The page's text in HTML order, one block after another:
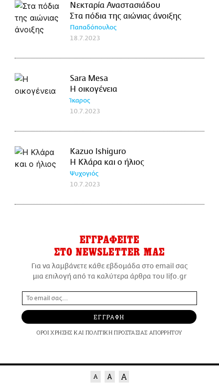
Νεκταρία Αναστασιάδου
Στα πόδια της αιώνιας άνοιξης
Παπαδόπουλος
18.7.2023
Sara Mesa
Η οικογένεια
Ίκαρος
10.7.2023
Kazuo Ishiguro
Η Κλάρα και ο ήλιος
Ψυχογιός
10.7.2023
ΕΓΓΡΑΦΕΙΤΕ
ΣΤΟ NEWSLETTER ΜΑΣ
Για να λαμβάνετε κάθε εβδομάδα στο email σας
μια επιλογή από τα καλύτερα άρθρα του lifo.gr
ΕΓΓΡΑΦΗ
ΟΡΟΙ ΧΡΗΣΗΣ ΚΑΙ ΠΟΛΙΤΙΚΗ ΠΡΟΣΤΑΣΙΑΣ ΑΠΟΡΡΗΤΟΥ